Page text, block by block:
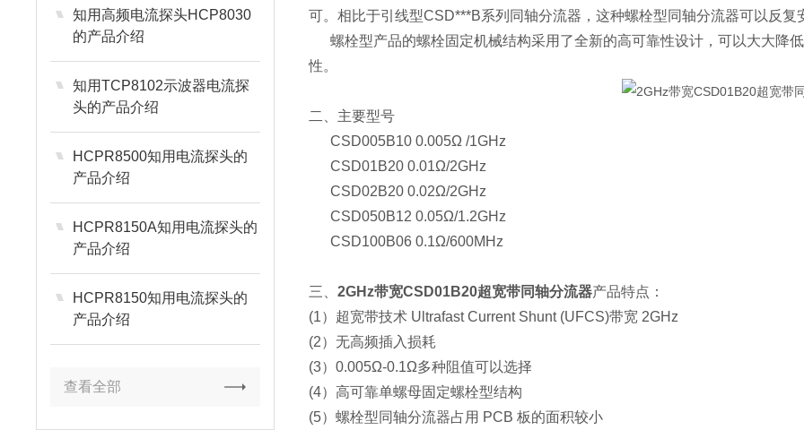
知用高频电流探头HCP8030
的产品介绍
知用TCP8102示波器电流探
头的产品介绍
HCPR8500知用电流探头的
产品介绍
HCPR8150A知用电流探头的
产品介绍
HCPR8150知用电流探头的
产品介绍
查看全部
可。相比于引线型CSD***B系列同轴分流器，这种螺栓型同轴分流器可以反复
螺栓型产品的螺栓固定机械结构采用了全新的高可靠性设计，可以大大降
性。
二、主要型号
CSD005B10 0.005Ω /1GHz
CSD01B20 0.01Ω/2GHz
CSD02B20 0.02Ω/2GHz
CSD050B12 0.05Ω/1.2GHz
CSD100B06 0.1Ω/600MHz
三、 2GHz带宽CSD01B20超宽带同轴分流器产品特点：
(1）超宽带技术 Ultrafast Current Shunt (UFCS)带宽 2GHz
(2）无高频插入损耗
(3）0.005Ω-0.1Ω多种阻值可以选择
(4）高可靠单螺母固定螺栓型结构
(5）螺栓型同轴分流器占用 PCB 板的面积较小